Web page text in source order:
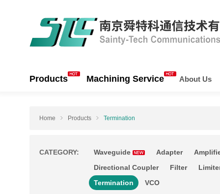
Products Machining Service About Us
Home Products Termination
CATEGORY: Waveguide Adapter
Directional Coupler
Filter
Termination
VCO